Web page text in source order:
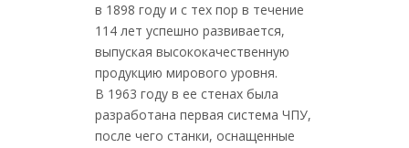
в 1898 году и с тех пор в течение
114 лет успешно развивается,
выпуская высококачественную
продукцию мирового уровня.
В 1963 году в ее стенах была
разработана первая система ЧПУ,
после чего станки, оснащенные